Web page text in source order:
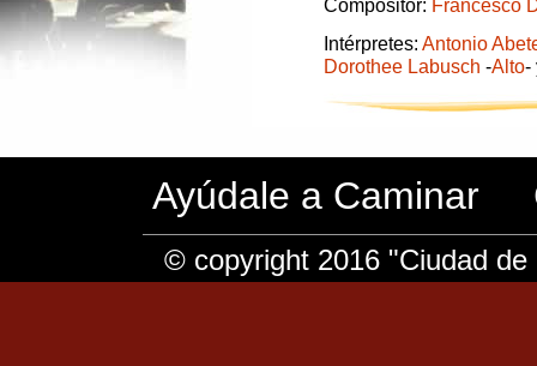
Compositor: Francesco
Intérpretes: Antonio
Dorothee Labusch -Alto-
Ayúdale a Caminar
© copyright 2016 "Ciudad